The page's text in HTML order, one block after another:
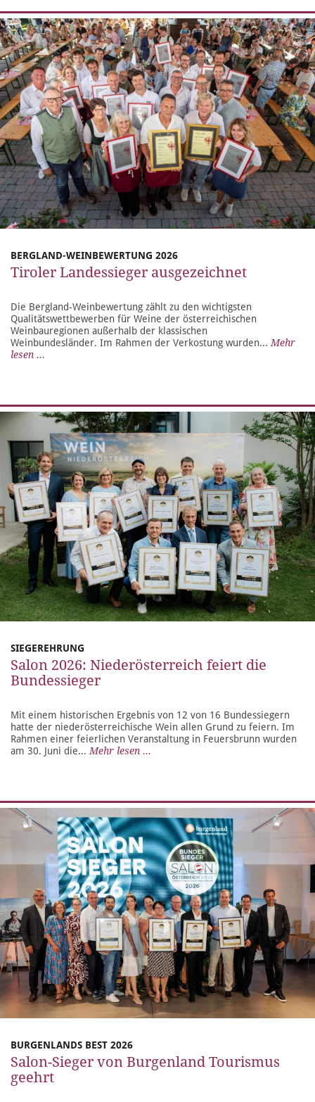
BERGLAND-WEINBEWERTUNG 2026
Tiroler Landessieger ausgezeichnet
Die Bergland-Weinbewertung zählt zu den wichtigsten
Qualitätswettbewerben für Weine der österreichischen
Weinbauregionen außerhalb der klassischen
Weinbundesländer. Im Rahmen der Verkostung wurden... Mehr
lesen ...
SIEGEREHRUNG
Salon 2026: Niederösterreich feiert die
Bundessieger
Mit einem historischen Ergebnis von 12 von 16 Bundessiegern
hatte der niederösterreichische Wein allen Grund zu feiern. Im
Rahmen einer feierlichen Veranstaltung in Feuersbrunn wurden
am 30. Juni die...Mehr lesen ...
BURGENLANDS BEST 2026
Salon-Sieger von Burgenland Tourismus
geehrt